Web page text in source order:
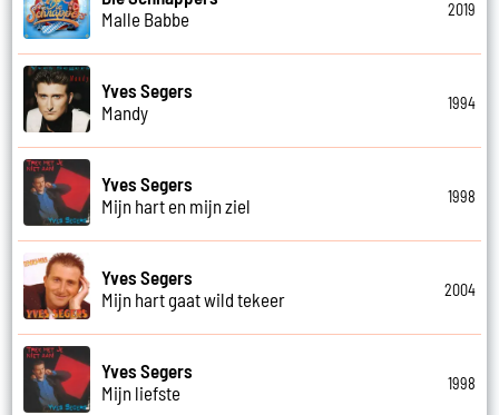
Malle Babbe
2019
Yves Segers
Mandy
1994
Yves Segers
Mijn hart en mijn ziel
1998
Yves Segers
Mijn hart gaat wild tekeer
2004
Yves Segers
Mijn liefste
1998